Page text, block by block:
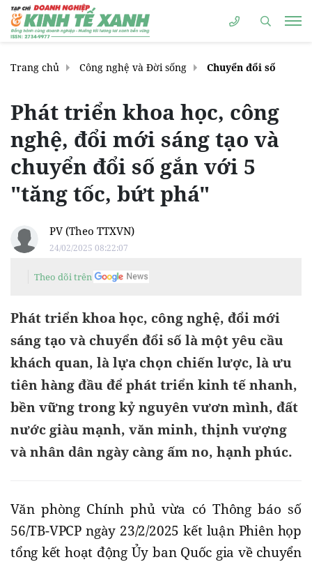
Trang chủ Công nghệ và Đời sống Chuyển đổi số
Phát triển khoa học, công
nghệ, đổi mới sáng tạo và
chuyển đổi số gắn với 5
"tăng tốc, bứt phá"
PV (Theo TTXVN)
24/02/2025 08:22:07
Theo dõi trên
Phát triển khoa học, công nghệ, đổi mới
sáng tạo và chuyển đổi số là một yêu cầu
khách quan, là lựa chọn chiến lược, là ưu
tiên hàng đầu để phát triển kinh tế nhanh,
bền vững trong kỷ nguyên vươn mình, đất
nước giàu mạnh, văn minh, thịnh vượng
và nhân dân ngày càng ấm no, hạnh phúc.
Văn phòng Chính phủ vừa có Thông báo số
56/TB-VPCP ngày 23/2/2025 kết luận Phiên họp
tổng kết hoạt động Ủy ban Quốc gia về chuyển